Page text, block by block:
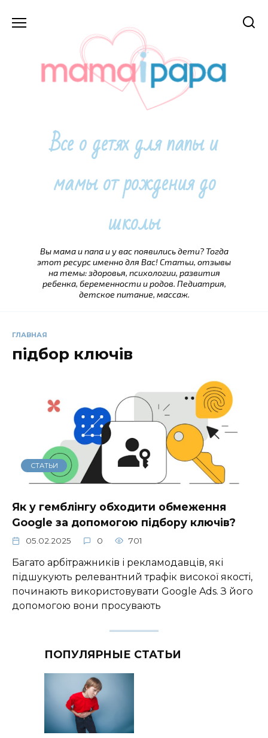
Все о детях для папы и
мамы от рождения до
школы
Вы мама и папа и у вас появились дети? Тогда
этот ресурс именно для Вас! Статьи, отзывы
на темы: здоровья, психологии, развития
ребенка, беременности и родов. Педиатрия,
детское питание, массаж.
ГЛАВНАЯ
підбор ключів
СТАТЬИ
Як у гемблінгу обходити обмеження
Google за допомогою підбору ключів?
05.02.2025 0 701
Багато арбітражників і рекламодавців, які
підшукують релевантний трафік високої якості,
починають використовувати Google Ads. З його
допомогою вони просувають
ПОПУЛЯРНЫЕ СТАТЬИ